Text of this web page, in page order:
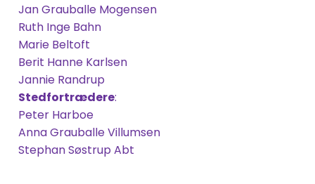
Jan Grauballe Mogensen
Ruth Inge Bahn
Marie Beltoft
Berit Hanne Karlsen
Jannie Randrup
Stedfortrædere:
Peter Harboe
Anna Grauballe Villumsen
Stephan Søstrup Abt